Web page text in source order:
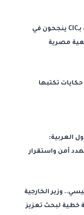
طلاب هندسة الاتصالات بـCIC ينجحون في
مصرية
تكتبها
العربية:
أمن واستقرار
وزير الخارجية
خطية لبحث تعزيز